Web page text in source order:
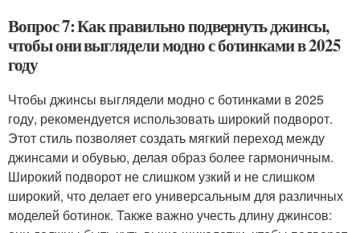
Вопрос 7: Как правильно подвернуть джинсы,
чтобы они выглядели модно с ботинками в 2025
году
Чтобы джинсы выглядели модно с ботинками в 2025
году, рекомендуется использовать широкий подворот.
Этот стиль позволяет создать мягкий переход между
джинсами и обувью, делая образ более гармоничным.
Широкий подворот не слишком узкий и не слишком
широкий, что делает его универсальным для различных
моделей ботинок. Также важно учесть длину джинсов: